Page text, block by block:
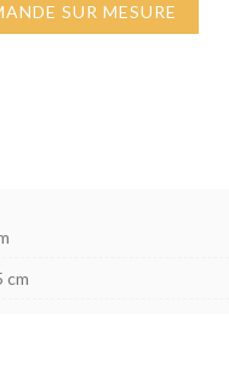
SUR MESURE
cm